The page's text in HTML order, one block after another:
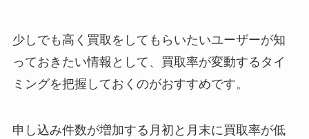
少しでも高く買取をしてもらいたいユーザーが知
っておきたい情報として、買取率が変動するタイ
ミングを把握しておくのがおすすめです。
申し込み件数が増加する月初と月末に買取率が低